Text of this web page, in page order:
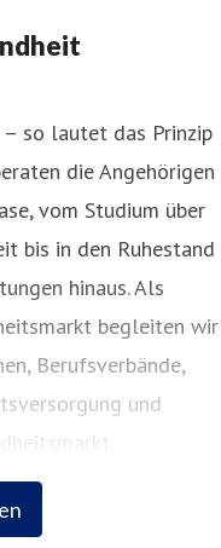
so lautet das Prinzip
die Angehörigen
vom Studium über
bis in den Ruhestand
hinaus. Als
begleiten wir
Berufsverbände,
und